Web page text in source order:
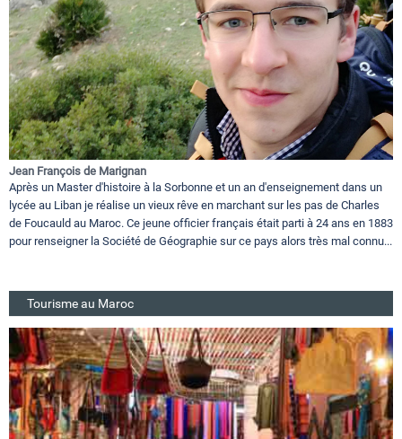
Jean François de Marignan
Après un Master d'histoire à la Sorbonne et un an d'enseignement dans un
lycée au Liban je réalise un vieux rêve en marchant sur les pas de Charles
de Foucauld au Maroc. Ce jeune officier français était parti à 24 ans en 1883
pour renseigner la Société de Géographie sur ce pays alors très mal connu...
Tourisme au Maroc